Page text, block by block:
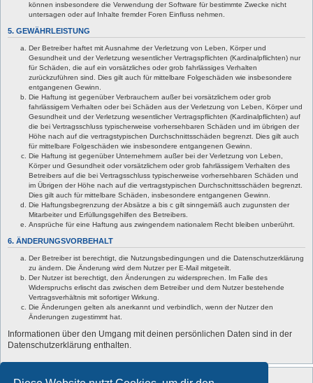
können insbesondere die Verwendung der Software für bestimmte Zwecke nicht
untersagen oder auf Inhalte fremder Foren Einfluss nehmen.
5. GEWÄHRLEISTUNG
Der Betreiber haftet mit Ausnahme der Verletzung von Leben, Körper und
Gesundheit und der Verletzung wesentlicher Vertragspflichten (Kardinalpflichten) nur
für Schäden, die auf ein vorsätzliches oder grob fahrlässiges Verhalten
zurückzuführen sind. Dies gilt auch für mittelbare Folgeschäden wie insbesondere
entgangenen Gewinn.
Die Haftung ist gegenüber Verbrauchern außer bei vorsätzlichem oder grob
fahrlässigem Verhalten oder bei Schäden aus der Verletzung von Leben, Körper und
Gesundheit und der Verletzung wesentlicher Vertragspflichten (Kardinalpflichten) auf
die bei Vertragsschluss typischerweise vorhersehbaren Schäden und im übrigen der
Höhe nach auf die vertragstypischen Durchschnittsschäden begrenzt. Dies gilt auch
für mittelbare Folgeschäden wie insbesondere entgangenen Gewinn.
Die Haftung ist gegenüber Unternehmern außer bei der Verletzung von Leben,
Körper und Gesundheit oder vorsätzlichem oder grob fahrlässigem Verhalten des
Betreibers auf die bei Vertragsschluss typischerweise vorhersehbaren Schäden und
im Übrigen der Höhe nach auf die vertragstypischen Durchschnittsschäden begrenzt.
Dies gilt auch für mittelbare Schäden, insbesondere entgangenen Gewinn.
Die Haftungsbegrenzung der Absätze a bis c gilt sinngemäß auch zugunsten der
Mitarbeiter und Erfüllungsgehilfen des Betreibers.
Ansprüche für eine Haftung aus zwingendem nationalem Recht bleiben unberührt.
6. ÄNDERUNGSVORBEHALT
Der Betreiber ist berechtigt, die Nutzungsbedingungen und die Datenschutzerklärung
zu ändern. Die Änderung wird dem Nutzer per E-Mail mitgeteilt.
Der Nutzer ist berechtigt, den Änderungen zu widersprechen. Im Falle des
Widerspruchs erlischt das zwischen dem Betreiber und dem Nutzer bestehende
Vertragsverhältnis mit sofortiger Wirkung.
Die Änderungen gelten als anerkannt und verbindlich, wenn der Nutzer den
Änderungen zugestimmt hat.
Informationen über den Umgang mit deinen persönlichen Daten sind in der
Datenschutzerklärung enthalten.